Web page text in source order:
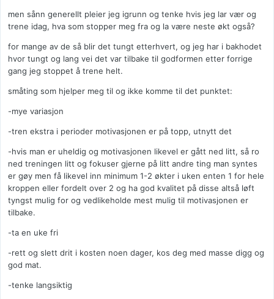
men sånn generellt pleier jeg igrunn og tenke hvis jeg lar vær og
trene idag, hva som stopper meg fra og la være neste økt også?
for mange av de så blir det tungt etterhvert, og jeg har i bakhodet
hvor tungt og lang vei det var tilbake til godformen etter forrige
gang jeg stoppet å trene helt.
småting som hjelper meg til og ikke komme til det punktet:
-mye variasjon
-tren ekstra i perioder motivasjonen er på topp, utnytt det
-hvis man er uheldig og motivasjonen likevel er gått ned litt, så ro
ned treningen litt og fokuser gjerne på litt andre ting man syntes
er gøy men få likevel inn minimum 1-2 økter i uken enten 1 for hele
kroppen eller fordelt over 2 og ha god kvalitet på disse altså løft
tyngst mulig for og vedlikeholde mest mulig til motivasjonen er
tilbake.
-ta en uke fri
-rett og slett drit i kosten noen dager, kos deg med masse digg og
god mat.
-tenke langsiktig